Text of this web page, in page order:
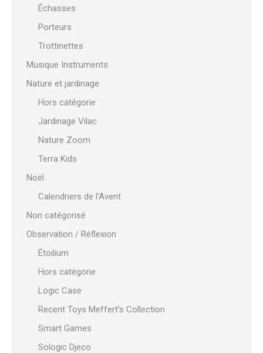
Échasses
Porteurs
Trottinettes
Musique Instruments
Nature et jardinage
Hors catégorie
Jardinage Vilac
Nature Zoom
Terra Kids
Noël
Calendriers de l'Avent
Non catégorisé
Observation / Réflexion
Étoilium
Hors catégorie
Logic Case
Recent Toys Meffert's Collection
Smart Games
Sologic Djeco